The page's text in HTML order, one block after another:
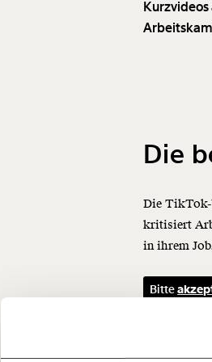
Die
Die TikTok-
kritisiert
in ihrem
Bitte